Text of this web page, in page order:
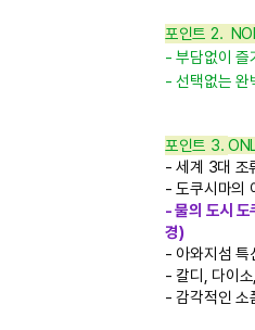
포인트 2.
- 부담없이 즐
- 선택없는 완
포인트 3.
- 세계 3대 조
- 도쿠시마의
- 물의 도시
경)
- 아와지섬 특
- 칼디, 다이
- 감각적인 소